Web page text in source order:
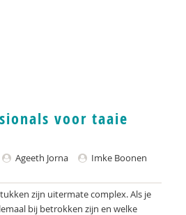
seksueel
gedrag en seksueel geweld
LVB
Team
voor taaie
Ageeth Jorna
Imke Boonen
zijn uitermate complex. Als je
bij betrokken zijn en welke